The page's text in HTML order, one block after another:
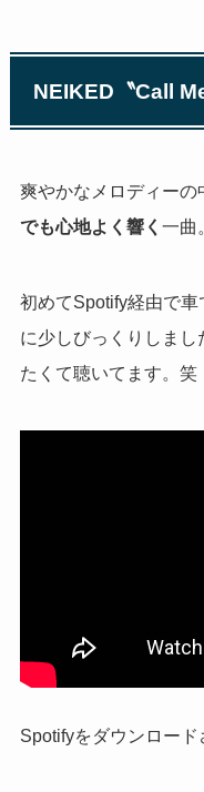
NEIKED 〝Call
爽やかなメロディーの
でも心地よく響く 一曲
初めてSpotify経由で車
に少しびっくりしまし
たくて聴いてます。笑
Spotifyをダウンロード